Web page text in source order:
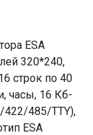
ESA
320*240,
строк по 40
часы, 16 Кб-
422/485/TTY),
ESA